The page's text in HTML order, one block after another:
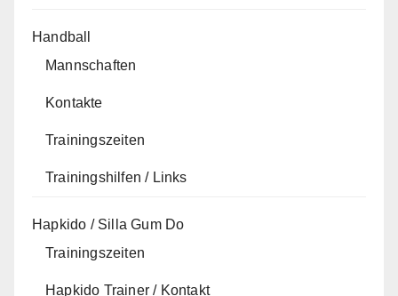
Handball
Mannschaften
Kontakte
Trainingszeiten
Trainingshilfen / Links
Hapkido / Silla Gum Do
Trainingszeiten
Hapkido Trainer / Kontakt